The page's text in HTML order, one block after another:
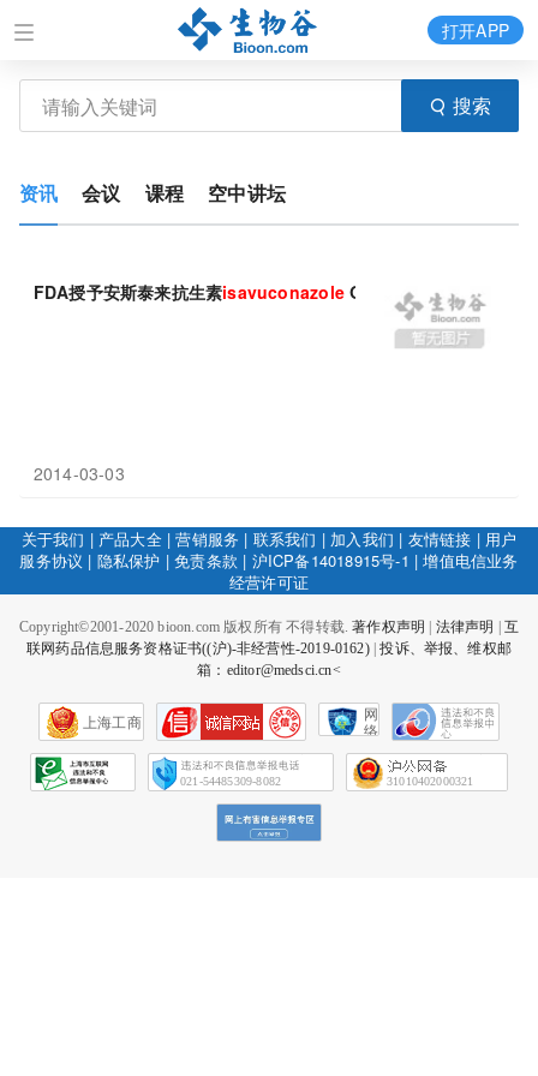
搜索
打开APP
资讯 会议 课程 空中讲坛
FDA授予安斯泰来抗生素isavuconazoleQIDP资格
2014-03-03
关于我们 | 产品大全|营销服务 | 联系我们 | 加入我们 | 友情链接 | 用户
服务协议 | 隐私保护 |免责条款 | 沪ICP备14018915号-1 |增值电信业务
经营许可证
Copyright©2001-2020 bioon.com 版权所有 不得转载.著作权声明 法律声明
互
联网药品信息服务资格证书((沪)-非经营性-2019-0162)|投诉、举报、维权邮
箱：editor@medsci.cn<
上海工商
网
络
会
征
021-54485309-8082 31010402000321